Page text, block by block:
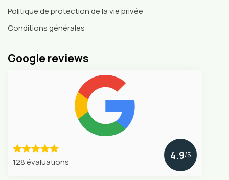
Politique de protection de la vie privée
Conditions générales
Google reviews
128 évaluations
4.9/5